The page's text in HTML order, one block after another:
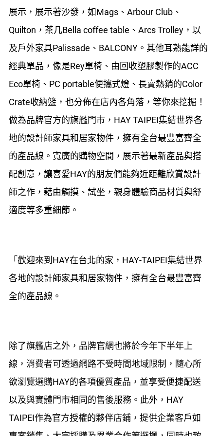
展示，展示著沙發，如Mags、Arbour Club、
Quilton，茶几Bella coffee table、Arcs Trolley，以
及戶外家具Palissade、BALCONY。其他耳熟能詳的
經典單品，像是Rey單椅、由回收塑膠製作的ACC
Eco單椅、PC portable便攜式燈、長賣熱銷的Color
Crate收納籃，也分佈在店內各角落，等你來挖掘！
做為品牌官方的旗艦門市，HAY TAIPEI集結世界各
地的設計師家具和居家物件，擁有全台最豐富齊全
的產品線。寬廣的購物空間，展示著最新產品與搭
配創意，讓喜愛HAY的朋友們能夠近距離欣賞設計
師之作，藉由觸摸、試坐，親身體驗商品材質與舒
適度等多重細節。
「歡迎來到HAY在台北的家，HAY-TAIPEI集結世界
各地的設計師家具和居家物件，擁有全台最豐富齊
全的產品線。
除了旗艦店之外，品牌官網也將於今年下半年上
線，消費者可透過網路不受時間地域限制，隨心所
欲瀏覽選購HAY的各項優質產品，並享受便捷配送
以及與實體門市相同的售後服務。此外，HAY
TAIPEI作為官方授權的夥伴店鋪，提供企業客戶如